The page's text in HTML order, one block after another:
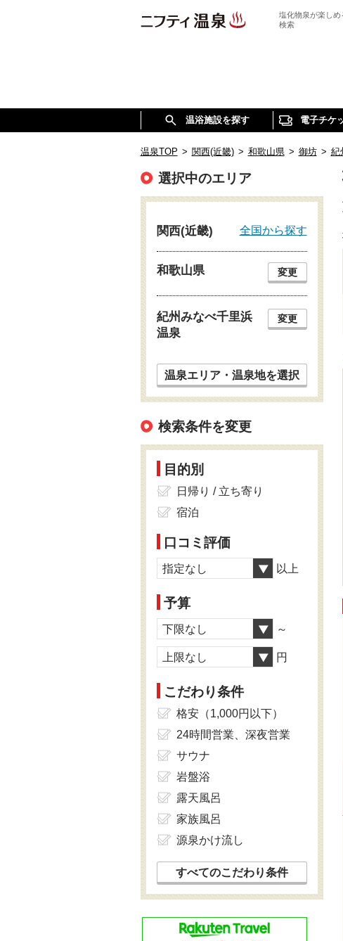
塩化物泉が楽し
検索
温浴施設を探す 電子チケ
温泉TOP > 関西(近畿) > 和歌山県 > 御坊 > 紀
選択中のエリア
関西(近畿) 全国から探す
和歌山県 変更
紀州みなべ千里浜
温泉
変更
温泉エリア・温泉地を選択
検索条件を変更
目的別
日帰り / 立ち寄り
宿泊
口コミ評価
指定なし 以上
予算
下限なし ～
上限なし 円
こだわり条件
格安（1,000円以下）
24時間営業、深夜営業
サウナ
岩盤浴
露天風呂
家族風呂
源泉かけ流し
すべてのこだわり条件